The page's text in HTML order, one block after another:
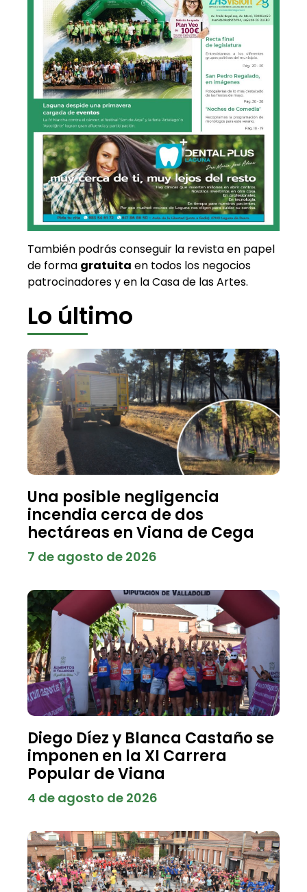
También podrás conseguir la revista en papel
de forma gratuita en todos los negocios
patrocinadores y en la Casa de las Artes.
Lo último
Una posible negligencia
incendia cerca de dos
hectáreas en Viana de Cega
7 de agosto de 2026
Diego Díez y Blanca Castaño se
imponen en la XI Carrera
Popular de Viana
4 de agosto de 2026